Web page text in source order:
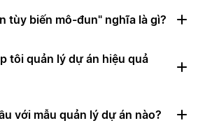
tùy biến mô-đun" nghĩa là gì?
tôi quản lý dự án hiệu quả
với mẫu quản lý dự án nào?